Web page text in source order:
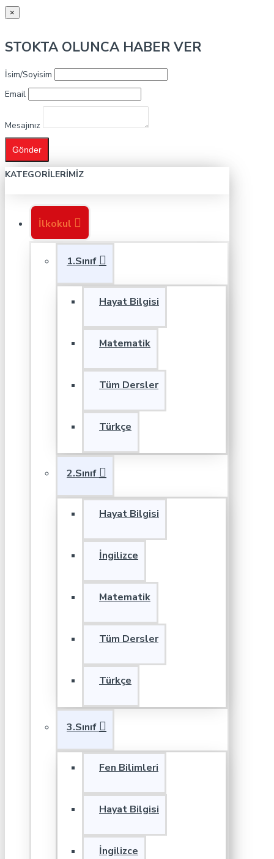
×
STOKTA OLUNCA HABER VER
İsim/Soyisim
Email
Mesajınız
Gönder
KATEGORILERIMIZ
İlkokul
1.Sınıf
Hayat Bilgisi
Matematik
Tüm Dersler
Türkçe
2.Sınıf
Hayat Bilgisi
İngilizce
Matematik
Tüm Dersler
Türkçe
3.Sınıf
Fen Bilimleri
Hayat Bilgisi
İngilizce